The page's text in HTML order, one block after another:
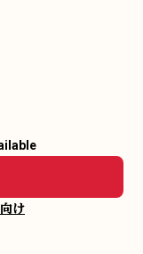
け